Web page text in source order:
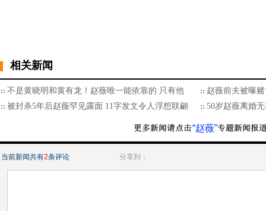
相关新闻
不是黄晓明和黄有龙！赵薇唯一能依靠的 只有他
赵薇前夫被曝
被封杀5年后赵薇罕见露面 11字发文令人浮想联翩
50岁赵薇离婚
“赵薇”
当前新闻共有2条评论 分享到：